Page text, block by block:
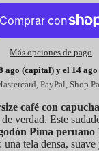
Más opciones de pago
ago (capital) y el 14
PayPal, Shop
café con capucha
verdad. Este
Pima peruano
tela densa,